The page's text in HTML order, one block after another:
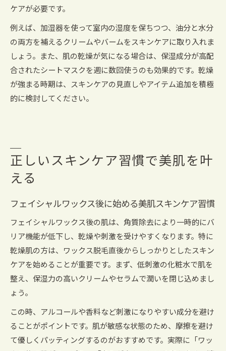
ケアが必要です。
例えば、加湿器を使って室内の湿度を保ちつつ、油分と水分
の両方を補えるクリームやバームをスキンケアに取り入れま
しょう。また、肌の乾燥が気になる場合は、保湿成分が高配
合されたシートマスクを週に数回使うのも効果的です。乾燥
が強まる時期は、スキンケアの見直しやアイテム追加を積極
的に検討してください。
正しいスキンケア習慣で美肌を叶
える
フェイシャルワックス後に始める美肌スキンケア習慣
フェイシャルワックス後の肌は、角質除去により一時的にバ
リア機能が低下し、乾燥や刺激を受けやすくなります。特に
乾燥肌の方は、ワックス脱毛直後からしっかりとしたスキン
ケアを始めることが重要です。まず、低刺激の化粧水で肌を
整え、保湿力の高いクリームやセラムで潤いを閉じ込めまし
ょう。
この時、アルコールや香料など刺激になりやすい成分を避け
ることがポイントです。肌が敏感な状態のため、摩擦を避け
て優しくパッティングするのがおすすめです。実際に「ワッ